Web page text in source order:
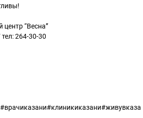
“Весна”
264-30-30